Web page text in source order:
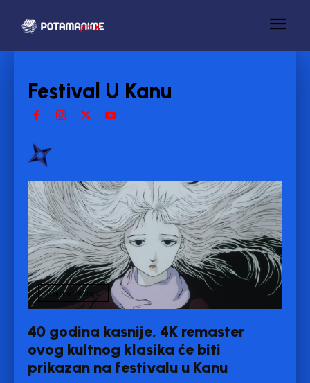
Festival U Kanu
Anime/Manga
40 godina kasnije, 4K remaster
ovog kultnog klasika će biti
prikazan na festivalu u Kanu